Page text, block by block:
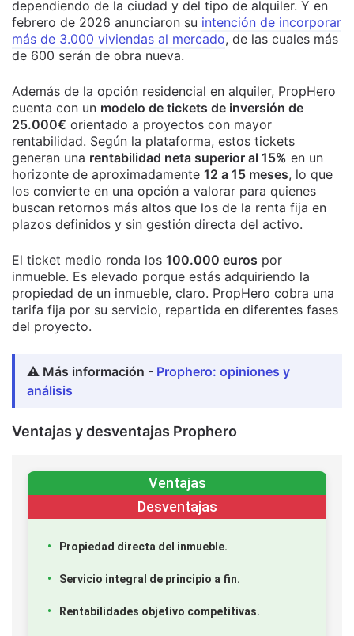
dependiendo de la ciudad y del tipo de alquiler. Y en
febrero de 2026 anunciaron su intención de incorporar
más de 3.000 viviendas al mercado, de las cuales más
de 600 serán de obra nueva.
Además de la opción residencial en alquiler, PropHero
cuenta con un modelo de tickets de inversión de
25.000€ orientado a proyectos con mayor
rentabilidad. Según la plataforma, estos tickets
generan una rentabilidad neta superior al 15% en un
horizonte de aproximadamente 12 a 15 meses, lo que
los convierte en una opción a valorar para quienes
buscan retornos más altos que los de la renta fija en
plazos definidos y sin gestión directa del activo.
El ticket medio ronda los 100.000 euros por
inmueble. Es elevado porque estás adquiriendo la
propiedad de un inmueble, claro. PropHero cobra una
tarifa fija por su servicio, repartida en diferentes fases
del proyecto.
⚠️ Más información - Prophero: opiniones y
análisis
Ventajas y desventajas Prophero
Ventajas
Desventajas
Propiedad directa del inmueble.
Servicio integral de principio a fin.
Rentabilidades objetivo competitivas.